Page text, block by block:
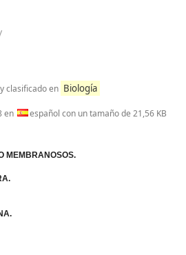
y clasificado en Biología
en español con un tamaño de 21,56 KB
MEMBRANOSOS.